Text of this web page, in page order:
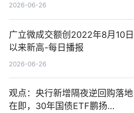
2026-06-26
广立微成交额创2022年8月10日
以来新高-每日播报
2026-06-26
观点：央行新增隔夜逆回购落地
在即，30年国债ETF鹏扬